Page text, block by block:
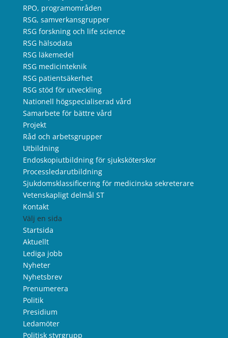
RPO, programområden
RSG, samverkansgrupper
RSG forskning och life science
RSG hälsodata
RSG läkemedel
RSG medicinteknik
RSG patientsäkerhet
RSG stöd för utveckling
Nationell högspecialiserad vård
Samarbete för bättre vård
Projekt
Råd och arbetsgrupper
Utbildning
Endoskopiutbildning för sjuksköterskor
Processledarutbildning
Sjukdomsklassificering för medicinska sekreterare
Vetenskapligt delmål ST
Kontakt
Välj en sida
Startsida
Aktuellt
Lediga jobb
Nyheter
Nyhetsbrev
Prenumerera
Politik
Presidium
Ledamöter
Politisk styrgrupp